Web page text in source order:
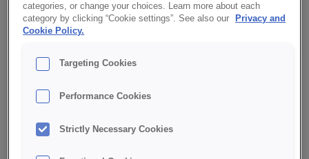
Fyrkornsbas ger ett lite ljusare bröd med både korn, havre,
INGREDIENSER
categories, or change your choices. Learn more about each
category by clicking “Cookie settings”. See also our
Privacy and
Cookie Policy.
Targeting Cookies
Performance Cookies
Strictly Necessary Cookies